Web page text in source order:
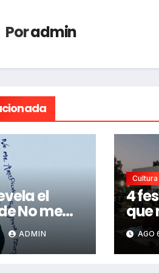
Poradmin
el
No me
de sentir
Bruno
estrellas
ADMIN
Cultura
4
que
2026
AGO